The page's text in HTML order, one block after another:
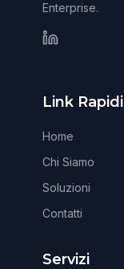
Enterprise.
Link Rapidi
Home
Chi Siamo
Soluzioni
Contatti
Servizi